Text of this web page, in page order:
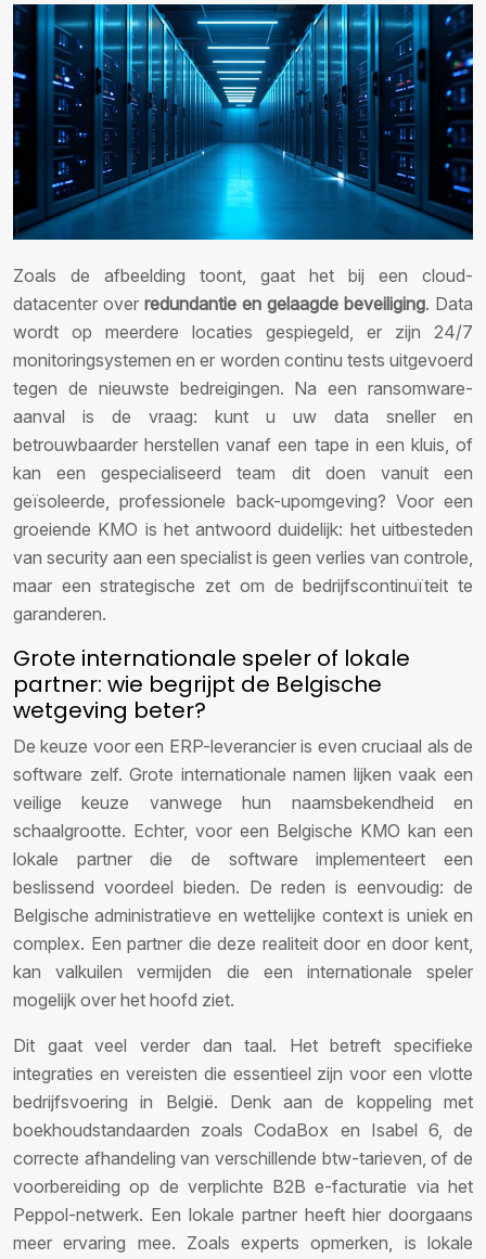
Zoals de afbeelding toont, gaat het bij een cloud-
datacenter over redundantie en gelaagde beveiliging. Data
wordt op meerdere locaties gespiegeld, er zijn 24/7
monitoringsystemen en er worden continu tests uitgevoerd
tegen de nieuwste bedreigingen. Na een ransomware-
aanval is de vraag: kunt u uw data sneller en
betrouwbaarder herstellen vanaf een tape in een kluis, of
kan een gespecialiseerd team dit doen vanuit een
geïsoleerde, professionele back-upomgeving? Voor een
groeiende KMO is het antwoord duidelijk: het uitbesteden
van security aan een specialist is geen verlies van controle,
maar een strategische zet om de bedrijfscontinuïteit te
garanderen.
Grote internationale speler of lokale
partner: wie begrijpt de Belgische
wetgeving beter?
De keuze voor een ERP-leverancier is even cruciaal als de
software zelf. Grote internationale namen lijken vaak een
veilige keuze vanwege hun naamsbekendheid en
schaalgrootte. Echter, voor een Belgische KMO kan een
lokale partner die de software implementeert een
beslissend voordeel bieden. De reden is eenvoudig: de
Belgische administratieve en wettelijke context is uniek en
complex. Een partner die deze realiteit door en door kent,
kan valkuilen vermijden die een internationale speler
mogelijk over het hoofd ziet.
Dit gaat veel verder dan taal. Het betreft specifieke
integraties en vereisten die essentieel zijn voor een vlotte
bedrijfsvoering in België. Denk aan de koppeling met
boekhoudstandaarden zoals CodaBox en Isabel 6, de
correcte afhandeling van verschillende btw-tarieven, of de
voorbereiding op de verplichte B2B e-facturatie via het
Peppol-netwerk. Een lokale partner heeft hier doorgaans
meer ervaring mee. Zoals experts opmerken, is lokale